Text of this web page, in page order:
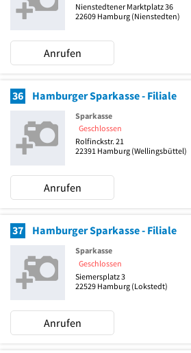
Nienstedtener Marktplatz 36
22609 Hamburg (Nienstedten)
Anrufen
36 Hamburger Sparkasse - Filiale
Sparkasse
Geschlossen
Rolfinckstr. 21
22391 Hamburg (Wellingsbüttel)
Anrufen
37 Hamburger Sparkasse - Filiale
Sparkasse
Geschlossen
Siemersplatz 3
22529 Hamburg (Lokstedt)
Anrufen